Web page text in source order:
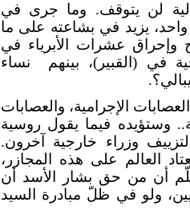
لن يتوقف. وما جرى في
يزيد في بشاعته على ما
عشرات الأبرياء في
في (القبير)، بينهم
نساء
الإجرامية، والعصابات
وستؤيده فيما يقول روسية
وزراء خارجية آخرون.
العالم على هذه المجازر،
أن من حق بشار الأسد أن
ولو في ظلّ مبادرة السيد